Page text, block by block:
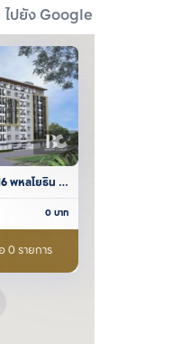
ไปยัง Google Map
พหลโยธิน
0 บาท
0 รายการ